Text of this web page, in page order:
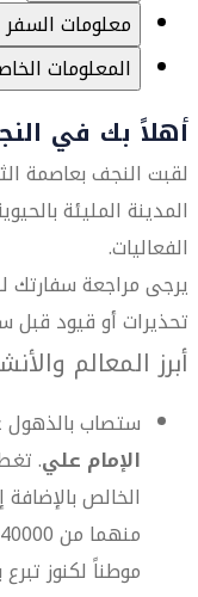
معلومات السفر
المعلومات
أهلاً بك في
المدينة المليئة
الفعاليات.
يرجى مراجعة سفارتك
تحذيرات أو قيود قبل
أبرز المعالم
ستصاب بالذهول
الإمام علي
موطناً لكنوز